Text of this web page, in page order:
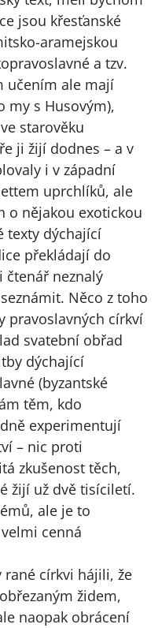
jsou křesťanské
aramejskou
a tzv.
učením ale mají
my s Husovým),
starověku
ji žijí dodnes – a v
i v západní
uprchlíků, ale
o nějakou exotickou
texty dýchající
překládají do
neznalý
Něco z toho
pravoslavných církví
svatební obřad
dýchající
(byzantské
těm, kdo
experimentují
– nic proti
zkušenost těch,
žijí už dvě tisíciletí.
ale je to
cenná
rané církvi hájili, že
židem,
naopak obrácení